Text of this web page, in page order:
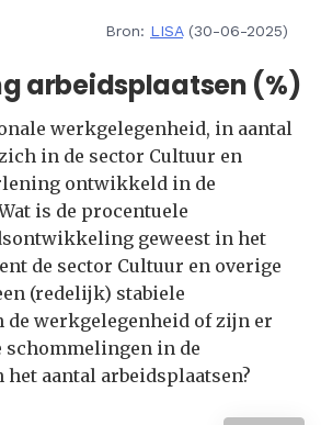
Bron: LISA(30-06-2025)
arbeidsplaatsen (%)
werkgelegenheid, in aantal
in de sector Cultuur en
ontwikkeld in de
is de procentuele
geweest in het
de sector Cultuur en overige
(redelijk) stabiele
werkgelegenheid of zijn er
schommelingen in de
aantal arbeidsplaatsen?